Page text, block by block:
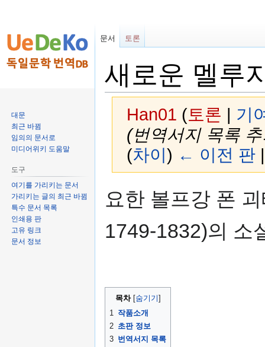
새로운 멜루
Han01 (토론 | 기
(번역서지 목록
(차이) ← 이전 판|
러
기
로
색
러
가
요한 볼프강 폰
1749-1832)의 소
목차
1
작품소개
2 초판 정보
3 번역서지 목록
문서 토론
대문
최근 바뀜
임의의 문서로
미디어위키 도움말
도구
여기를 가리키는 문서
가리키는 글의 최근 바뀜
특수 문서 목록
인쇄용 판
고유 링크
문서 정보